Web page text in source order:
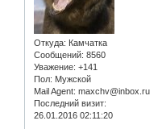
Откуда: Камчатка
Сообщений: 8560
Уважение: +141
Пол: Мужской
Mail Agent: maxchv@inbox.ru
Последний визит:
26.01.2016 02:11:20